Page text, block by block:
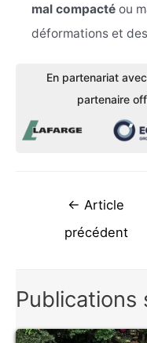
mal compacté ou
déformations et
En partenariat
partenaire
Navigation
← Article
précédent
Publications